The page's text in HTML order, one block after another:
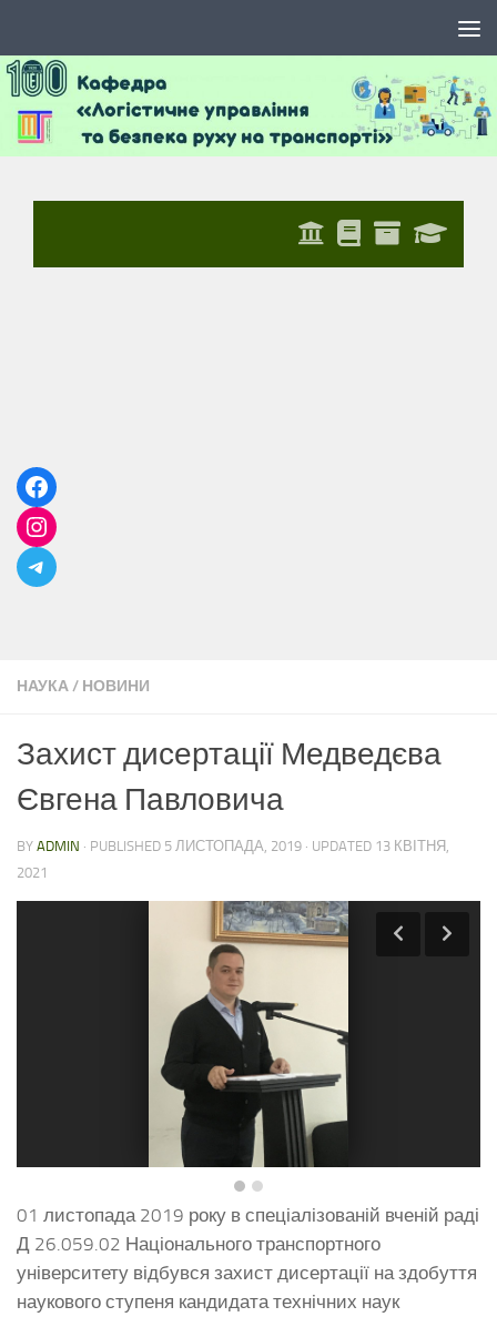
НАУКА/ НОВИНИ
Захист дисертації Медведєва
Євгена Павловича
BY ADMIN · PUBLISHED 5 ЛИСТОПАДА, 2019 · UPDATED 13 КВІТНЯ,
2021
01 листопада 2019 року в спеціалізованій вченій раді
Д 26.059.02 Національного транспортного
університету відбувся захист дисертації на здобуття
наукового ступеня кандидата технічних наук